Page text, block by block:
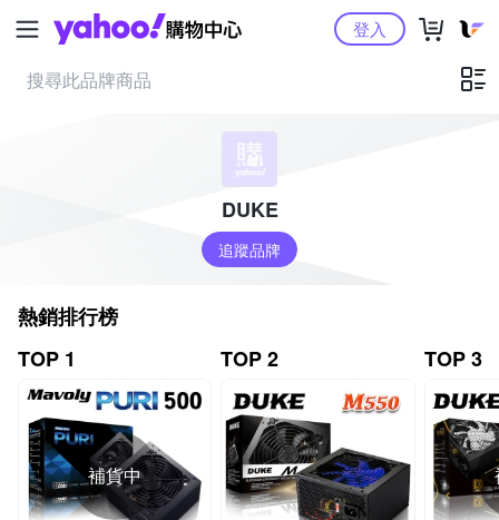
Yahoo購物中心登入
DUKE
追蹤品牌
熱銷排行榜
TOP 1
補貨中
TOP 2 TOP 3